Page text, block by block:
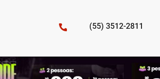
(55) 3512-2811